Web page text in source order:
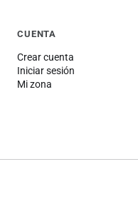
CUENTA
Crear cuenta
Iniciar sesión
Mi zona